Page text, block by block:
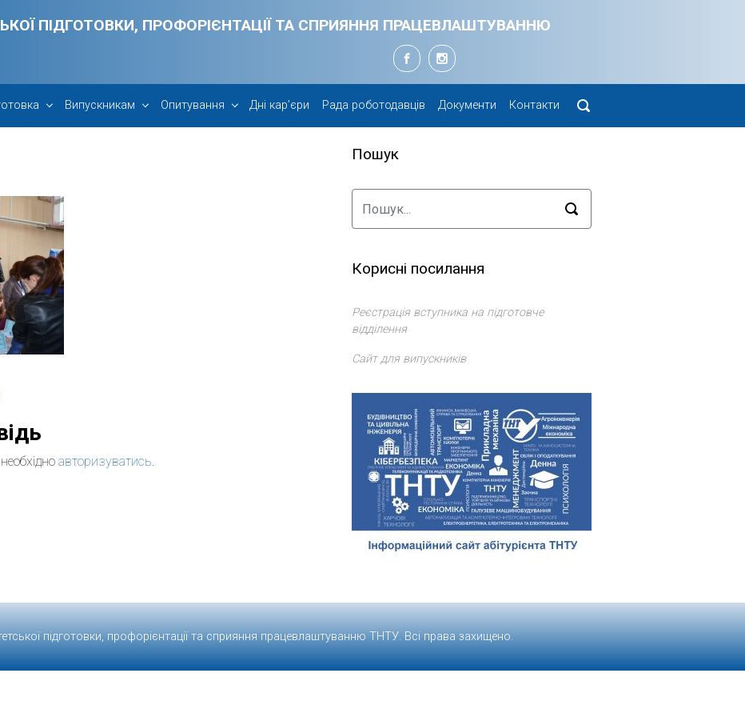
ПІДГОТОВКИ, ПРОФОРІЄНТАЦІЇ ТА СПРИЯННЯ ПРАЦЕВЛАШТУВАННЮ
Випускникам Опитування Дні кар’єри Рада роботодавців Документи Контакти
авторизуватись.
Пошук
Корисні посилання
Реєстрація вступника на підготовче
відділення
Сайт для випускників
підготовки, профорієнтації та сприяння працевлаштуванню ТНТУ. Всі права захищено.